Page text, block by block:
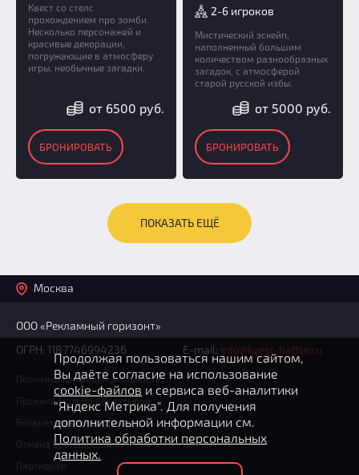
Квест со стелс
прохождением про зомби.
Несколько персонажей и
красивые декорации,
погружающие в атмосферу
игры, необычные загадки.
от 6500 руб.
БРОНИРОВАТЬ
2-6 игроков
Мистический эскейп,
наполненный большим
количеством разнообразных
загадок, с атмосферой
старой русской избы.
от 5000 руб.
БРОНИРОВАТЬ
ПОКАЗАТЬ ЕЩЁ
Москва
ООО «Рекламный горизонт»
ОГРН: 1187746994236
E-mail: info@kvest-battle.ru
Политика конфиденциальности
Правила модерации отзывов
Возврат денежных средств
Отмена бронирования
Партнерам
Продолжая пользоваться нашим сайтом,
Вы даёте согласие на использование
cookie-файлов и сервиса веб-аналитики
"Яндекс Метрика". Для получения
дополнительной информации см.
Политика обработки персональных
данных.